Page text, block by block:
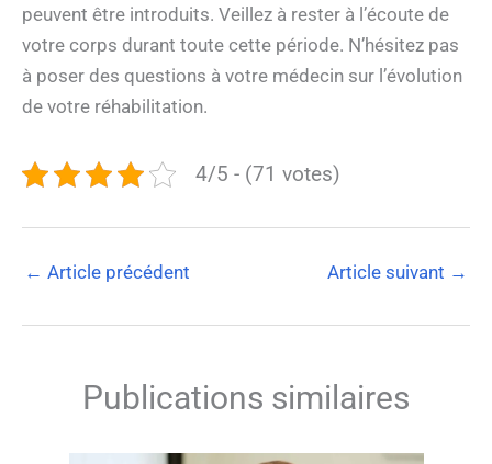
peuvent être introduits. Veillez à rester à l’écoute de
votre corps durant toute cette période. N’hésitez pas
à poser des questions à votre médecin sur l’évolution
de votre réhabilitation.
4/5 - (71 votes)
← Article précédent Article suivant →
Publications similaires